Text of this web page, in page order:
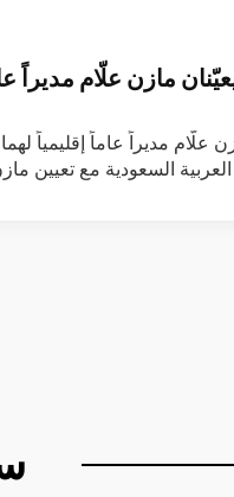
مازن علّام مديراً
علّام مديراً عاماً إقليمياً
السعودية مع تعيين